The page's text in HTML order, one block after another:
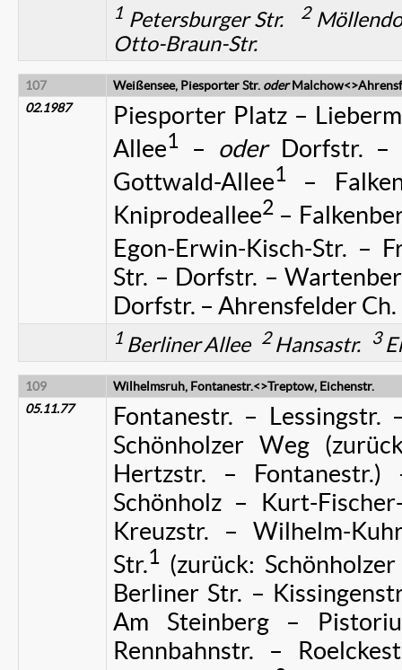
1 Petersburger Str. 2
Otto-Braun-Str.
107 Weißensee, Piesporter Str. oder
02.1987
Piesporter Platz –
Allee1 – oder Dorfstr. –
Gottwald-Allee1 –
Kniprodeallee2 –
Egon-Erwin-Kisch-Str. –
Str. – Dorfstr. –
Dorfstr. – Ahrensfelder
1 Berliner Allee 2Hansastr. 3
109
Wilhelmsruh, Fontanestr.<>Treptow, Eichenstr.
05.11.77
Fontanestr. –
Schönholzer Weg
Hertzstr. –
Schönholz – Kurt-
Kreuzstr. – Wilhelm-
Str.1 (zurück:
Berliner Str. –
Am Steinberg –
Rennbahnstr. –